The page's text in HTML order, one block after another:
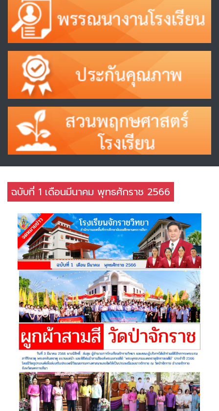
ฉบับที่ 1 เดือนมีนาคม พุทธศักราช 2566